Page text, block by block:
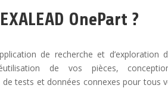
OnePart ?
de recherche et d’exploration
de vos pièces,
tests et données connexes pour tous